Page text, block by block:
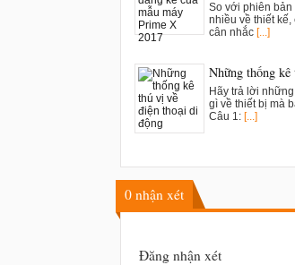
So với phiên bản
nhiều về thiết
cân nhắc [...]
Những thống
Hãy trả lời
gì về thiết bị mà
Câu 1: [...]
0 nhận xét
Đăng nhận xét